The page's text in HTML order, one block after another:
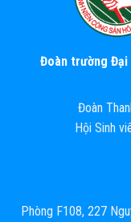
Đoàn trường Đại
Đoàn
Hội Sinh
Phòng F108, 227